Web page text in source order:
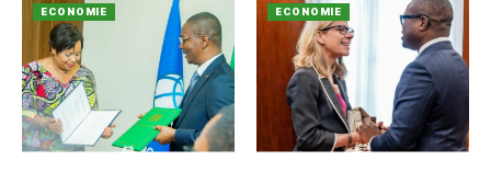
ECONOMIE ECONOMIE